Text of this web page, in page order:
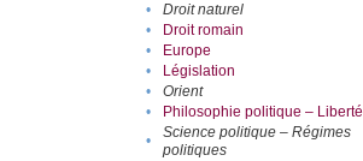
•
Droit naturel
•
Droit romain
•
Europe
•
Législation
•
Orient
•
Philosophie politique – Liberté
•
Science politique – Régimes
politiques